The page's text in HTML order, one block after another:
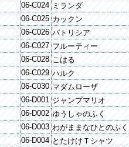
06-C024 ミランダ
06-C025 カックン
06-C026 パトリシア
06-C027 フルーティー
06-C028 こはる
06-C029 ハルク
06-C030 マダムローザ
06-D001 ジャンプマリオ
06-D002 ゆうしゃのふく
06-D003 わがままなひとのふく
06-D004 とたけけＴシャツ